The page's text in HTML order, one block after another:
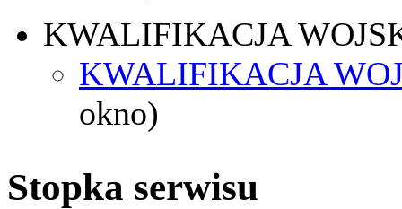
KWALIFIKACJA
KWALIFIKACJA
okno)
Stopka serwisu